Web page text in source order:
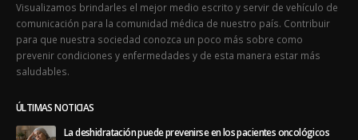
Visualizamos brindarles el mejor medio escrito y servir de vehículo de
comunicación para la comunidad médica de nuestro país. Contribuir
para que nuestra sociedad conozca un poco más sobre como
prevenir condiciones y enfermedades y de esta manera estar más
saludables.
ÚLTIMAS NOTICIAS
La deshidratación puede prevenirse en los pacientes oncológicos